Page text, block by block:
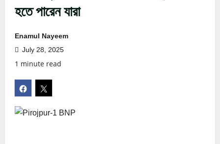
হতে পারেন যারা
Enamul Nayeem
July 28, 2025
1 minute read